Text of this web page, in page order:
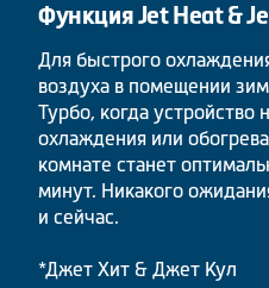
Функция Jet Heat &
Для быстрого
воздуха в помещении
Турбо, когда устройство
охлаждения или
комнате станет
минут. Никакого
и сейчас.
*Джет Хит & Джет Кул